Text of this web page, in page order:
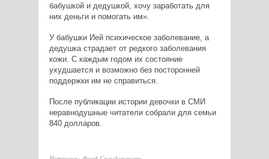
бабушкой и дедушкой, хочу заработать для
них деньги и помогать им».
У бабушки Ией психическое заболевание, а
дедушка страдает от редкого заболевания
кожи. С каждым годом их состояние
ухудшается и возможно без посторонней
поддержки им не справиться.
После публикации истории девочки в СМИ
неравнодушные читатели собрали для семьи
840 долларов.